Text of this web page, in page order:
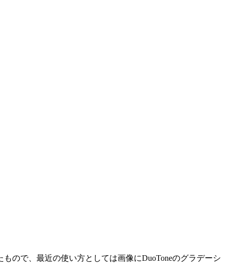
ので、最近の使い方としては画像にDuoToneのグラデーシ